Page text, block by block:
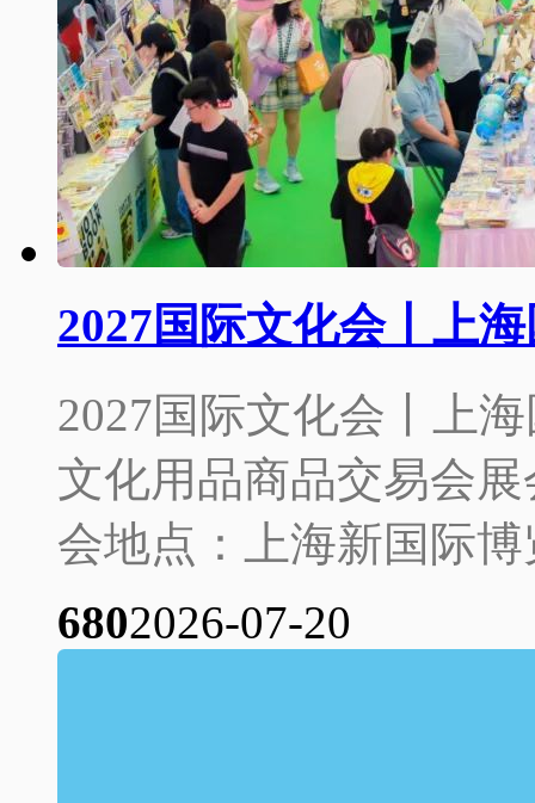
2027国际文化会丨上
2027国际文化会丨上
文化用品商品交易会
会地点：上海新国际
6802026-07-20